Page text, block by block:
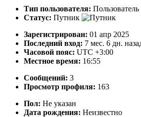
Тип пользователя: Пользователь
Статус: Путник
Зарегистрирован: 01 апр 2025
Последний вход: 7 мес. 6 дн.
Часовой пояс: UTC +3:00
Местное время: 16:55
Сообщений: 3
Просмотр профиля: 163
Пол: Не указан
Дата рождения: Неизвестно